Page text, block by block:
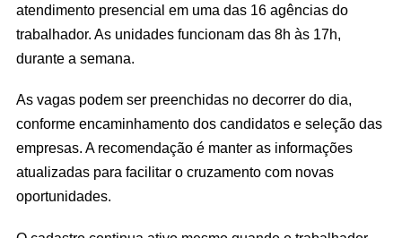
atendimento presencial em uma das 16 agências do
trabalhador. As unidades funcionam das 8h às 17h,
durante a semana.
As vagas podem ser preenchidas no decorrer do dia,
conforme encaminhamento dos candidatos e seleção das
empresas. A recomendação é manter as informações
atualizadas para facilitar o cruzamento com novas
oportunidades.